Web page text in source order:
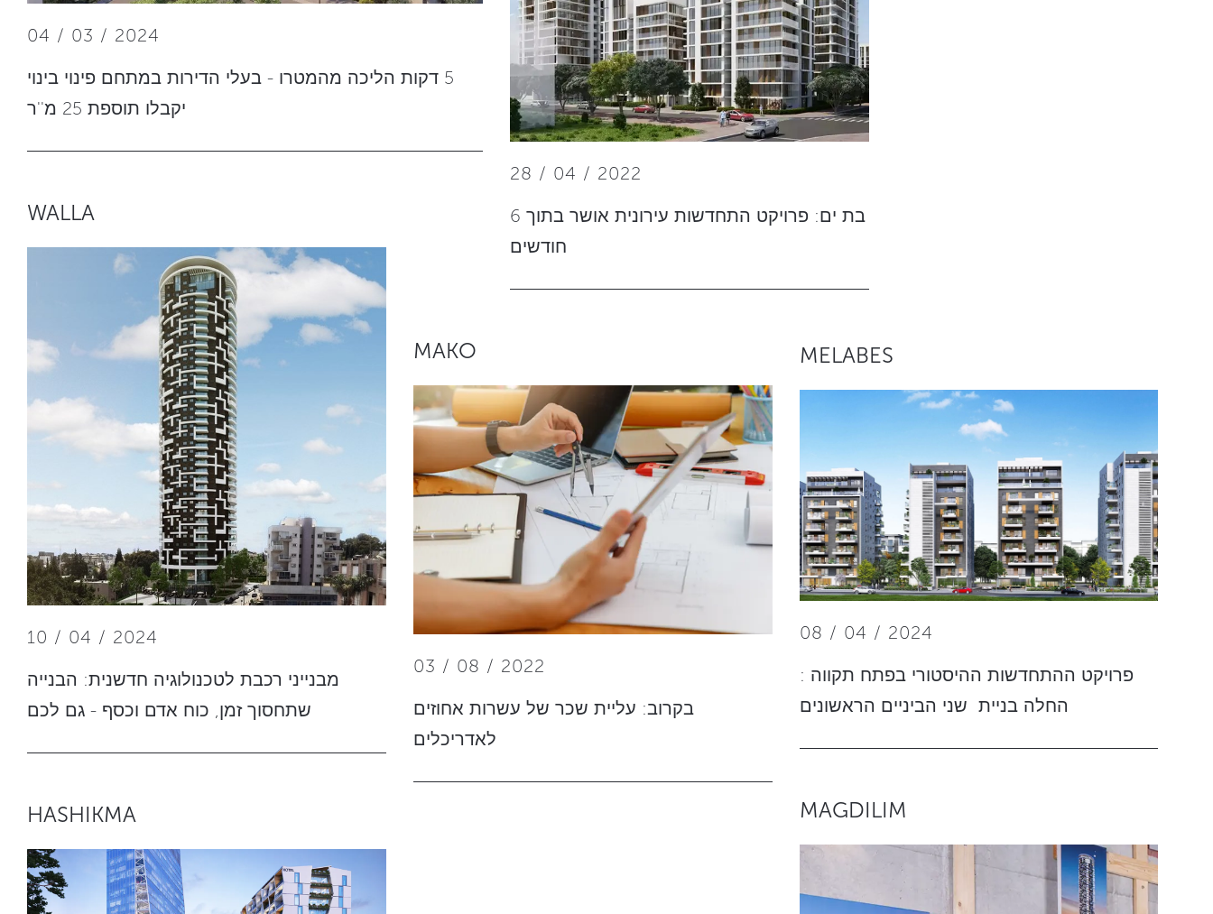
04 / 03 / 2024
5 דקות הליכה מהמטרו - בעלי הדירות במתחם פינוי בינוי
יקבלו תוספת 25 מ''ר
28 / 04 / 2022
בת ים: פרויקט התחדשות עירונית אושר בתוך 6
חודשים
WALLA
10 / 04 / 2024
מבנייני רכבת לטכנולוגיה חדשנית: הבנייה
שתחסוך זמן, כוח אדם וכסף - גם לכם
MAKO
03 / 08 / 2022
בקרוב: עליית שכר של עשרות אחוזים
לאדריכלים
MELABES
08 / 04 / 2024
פרויקט ההתחדשות ההיסטורי בפתח תקווה :
החלה בניית שני הביניים הראשונים
MAGDILIM
HASHIKMA